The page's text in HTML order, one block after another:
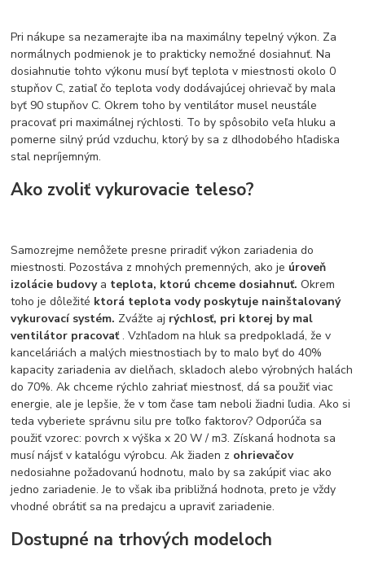
Pri nákupe sa nezamerajte iba na maximálny tepelný výkon. Za
normálnych podmienok je to prakticky nemožné dosiahnuť. Na
dosiahnutie tohto výkonu musí byť teplota v miestnosti okolo 0
stupňov C, zatiaľ čo teplota vody dodávajúcej ohrievač by mala
byť 90 stupňov C. Okrem toho by ventilátor musel neustále
pracovať pri maximálnej rýchlosti. To by spôsobilo veľa hluku a
pomerne silný prúd vzduchu, ktorý by sa z dlhodobého hľadiska
stal nepríjemným.
Ako zvoliť vykurovacie teleso?
Samozrejme nemôžete presne priradiť výkon zariadenia do
miestnosti. Pozostáva z mnohých premenných, ako je úroveň
izolácie budovy a teplota, ktorú chceme dosiahnuť.Okrem
toho je dôležité ktorá teplota vody poskytuje nainštalovaný
vykurovací systém. Zvážte aj rýchlosť, pri ktorej by mal
ventilátor pracovať. Vzhľadom na hluk sa predpokladá, že v
kanceláriách a malých miestnostiach by to malo byť do 40%
kapacity zariadenia av dielňach, skladoch alebo výrobných halách
do 70%. Ak chceme rýchlo zahriať miestnosť, dá sa použiť viac
energie, ale je lepšie, že v tom čase tam neboli žiadni ľudia. Ako si
teda vyberiete správnu silu pre toľko faktorov? Odporúča sa
použiť vzorec: povrch x výška x 20 W / m3. Získaná hodnota sa
musí nájsť v katalógu výrobcu. Ak žiaden z ohrievačov
nedosiahne požadovanú hodnotu, malo by sa zakúpiť viac ako
jedno zariadenie. Je to však iba približná hodnota, preto je vždy
vhodné obrátiť sa na predajcu a upraviť zariadenie.
Dostupné na trhových modeloch